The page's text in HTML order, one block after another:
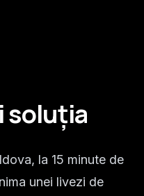
soluția
la 15 minute de
unei livezi de